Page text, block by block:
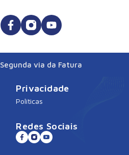
Segunda via da Fatura
Privacidade
Políticas
Redes Sociais